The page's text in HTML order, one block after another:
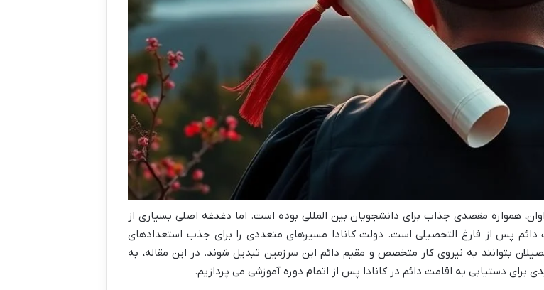
همواره مقصدی جذاب برای دانشجویان بین المللی بوده است. اما دغدغه اصلی بسیاری از
پس از فارغ التحصیلی است. دولت کانادا مسیرهای متعددی را برای جذب استعدادهای
بتوانند به نیروی کار متخصص و مقیم دائم این سرزمین تبدیل شوند. در این مقاله، به
برای دستیابی به اقامت دائم در کانادا پس از اتمام دوره آموزشی می پردازیم.